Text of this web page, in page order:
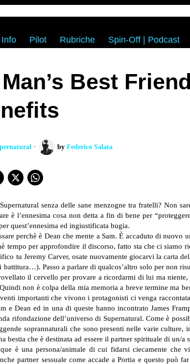
Info Pilot Rubriche Spin-Off | Podcast
Best
by Federico Salata
senza delle sane menzogne tra fratelli? Non
è l’ennesima cosa non detta a fin di bene per
quest’ennesima ed ingiustificata bugia.
perchè è Dean che mente a Sam. È accaduto di nuovo
per approfondire il discorso, fatto sta che ci siamo
tu Jeremy Carver, osate nuovamente giocarvi la carta
battitura…). Passo a parlare di qualcos’altro solo per non
il cervello per provare a ricordarmi di lui ma
non è colpa della mia memoria a breve termine ma
importanti che vivono i protagonisti ci venga
Dean ed in una di queste hanno incontrato James
rifondazione dell’universo di Supernatural. Come è
soprannaturali che sono presenti nelle varie culture,
che è destinata ad essere il partner spirituale di un/a
è una persona/animale di cui fidarsi ciecamente che
partner sessuale come accade a Portia e questo può